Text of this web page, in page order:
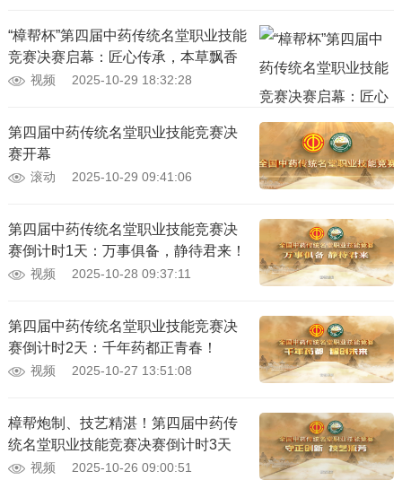
“樟帮杯”第四届中药传统名堂职业技能
竞赛决赛启幕：匠心传承，本草飘香
视频 2025-10-29 18:32:28
第四届中药传统名堂职业技能竞赛决
赛开幕
滚动 2025-10-29 09:41:06
第四届中药传统名堂职业技能竞赛决
赛倒计时1天：万事俱备，静待君来！
视频 2025-10-28 09:37:11
第四届中药传统名堂职业技能竞赛决
赛倒计时2天：千年药都正青春！
视频 2025-10-27 13:51:08
樟帮炮制、技艺精湛！第四届中药传
统名堂职业技能竞赛决赛倒计时3天
视频 2025-10-26 09:00:51